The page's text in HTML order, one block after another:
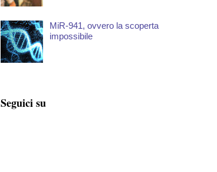
MiR-941, ovvero la scoperta
impossibile
Seguici su